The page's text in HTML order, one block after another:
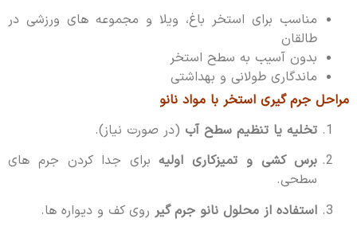
مناسب برای استخر باغ، ویلا و مجموعه های ورزشی در
طالقان
بدون آسیب به سطح استخر
ماندگاری طولانی و بهداشتی
مراحل جرم گیری استخر با مواد نانو
تخلیه یا تنظیم سطح آب(در صورت نیاز).
برس کشی و تمیزکاری اولیهبرای جدا کردن جرم های
سطحی.
استفاده از محلول نانو جرم گیرروی کف و دیواره ها.